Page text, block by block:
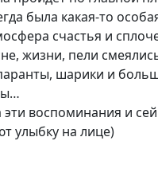
была какая-то
счастья и
жизни, пели
шарики и
воспоминания и
улыбку на лице)